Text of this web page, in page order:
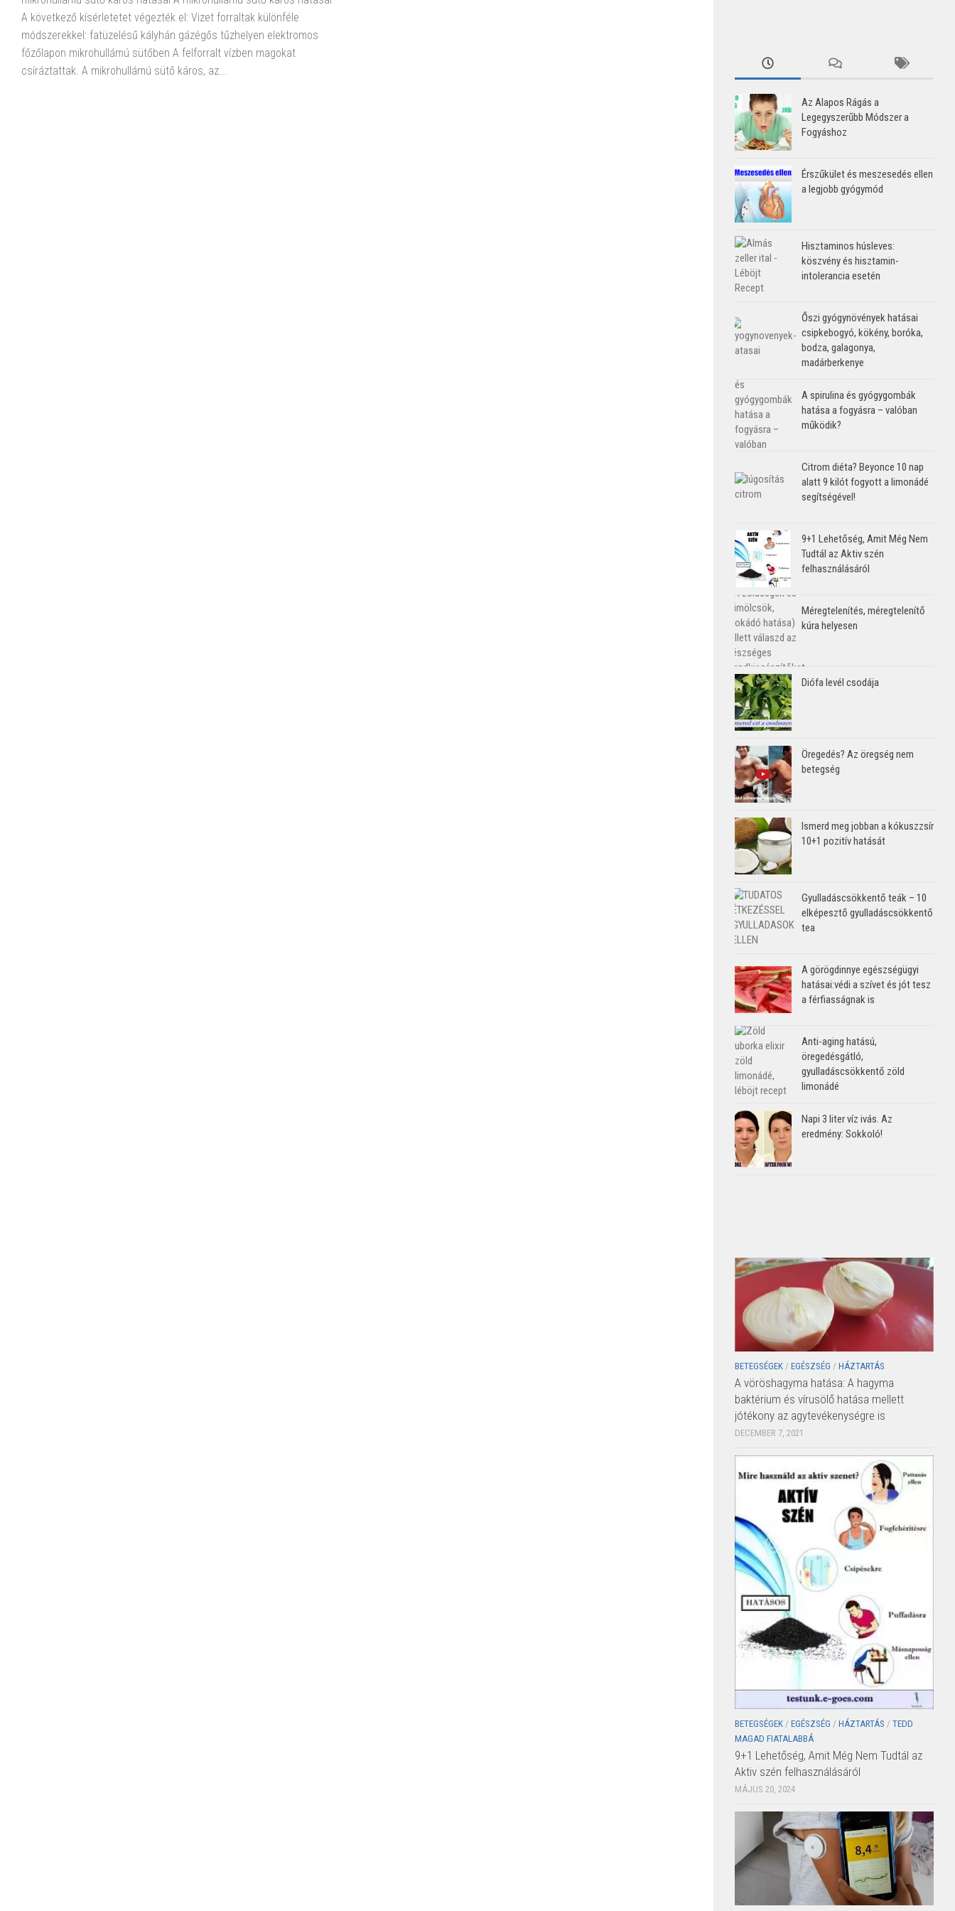
A következő kísérletetet végezték el: Vizet forraltak különféle
módszerekkel: fatüzelésű kályhán gázégős tűzhelyen elektromos
főzőlapon mikrohullámú sütőben A felforralt vízben magokat
csíráztattak. A mikrohullámú sütő káros, az...
Az Alapos Rágás a
Legegyszerűbb Módszer a
Fogyáshoz
Érszűkület és meszesedés ellen
a legjobb gyógymód
Hisztaminos húsleves:
köszvény és hisztamin-
intolerancia esetén
Őszi gyógynövények hatásai
csipkebogyó, kökény, boróka,
bodza, galagonya,
madárberkenye
A spirulina és gyógygombák
hatása a fogyásra – valóban
működik?
Citrom diéta? Beyonce 10 nap
alatt 9 kilót fogyott a limonádé
segítségével!
9+1 Lehetőség, Amit Még Nem
Tudtál az Aktiv szén
felhasználásáról
Méregtelenítés, méregtelenítő
kúra helyesen
Diófa levél csodája
Öregedés? Az öregség nem
betegség
Ismerd meg jobban a kókuszzsír
10+1 pozitív hatását
Gyulladáscsökkentő teák – 10
elképesztő gyulladáscsökkentő
tea
A görögdinnye egészségügyi
hatásai:védi a szívet és jót tesz
a férfiasságnak is
Anti-aging hatású,
öregedésgátló,
gyulladáscsökkentő zöld
limonádé
Napi 3 liter víz ivás. Az
eredmény: Sokkoló!
BETEGSÉGEK / EGÉSZSÉG / HÁZTARTÁS
A vöröshagyma hatása: A hagyma
baktérium és vírusölő hatása mellett
jótékony az agytevékenységre is
DECEMBER 7, 2021
BETEGSÉGEK / EGÉSZSÉG / HÁZTARTÁS / TEDD
MAGAD FIATALABBÁ
9+1 Lehetőség, Amit Még Nem Tudtál az
Aktiv szén felhasználásáról
MÁJUS 20, 2024